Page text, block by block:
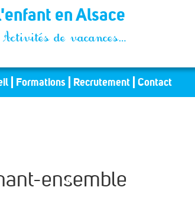
en Alsace
Activités de vacances…
Formations Recrutement Contact
ensemble